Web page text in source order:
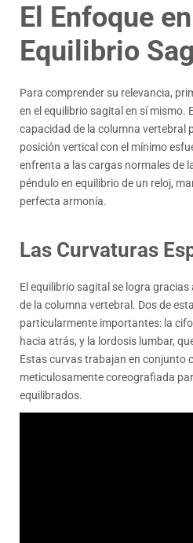
El Enfoque en
Equilibrio
Para comprender su relevancia,
en el equilibrio sagital en sí mismo.
capacidad de la columna vertebral
posición vertical con el mínimo
enfrenta a las cargas normales de
péndulo en equilibrio de un reloj,
perfecta armonía.
Las Curvaturas
El equilibrio sagital se logra
de la columna vertebral. Dos de
particularmente importantes: la
hacia atrás, y la lordosis lumbar,
Estas curvas trabajan en conjunto
meticulosamente coreografiada
equilibrados.